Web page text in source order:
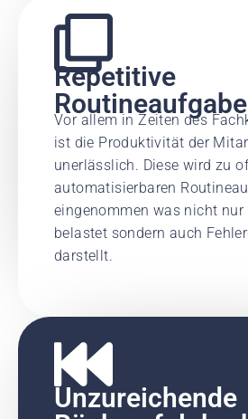
Repetitive
Vor allem in Zeiten des
ist die Produktivität der
unerlässlich. Diese wird zu
automatisierbaren
eingenommen was nicht
belastet sondern auch
darstellt.
Unzureichende